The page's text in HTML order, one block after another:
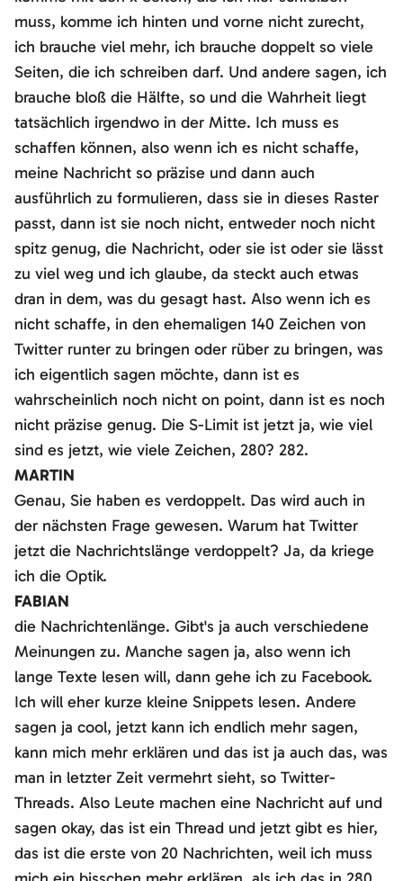
muss, komme ich hinten und vorne nicht zurecht,
ich brauche viel mehr, ich brauche doppelt so viele
Seiten, die ich schreiben darf. Und andere sagen, ich
brauche bloß die Hälfte, so und die Wahrheit liegt
tatsächlich irgendwo in der Mitte. Ich muss es
schaffen können, also wenn ich es nicht schaffe,
meine Nachricht so präzise und dann auch
ausführlich zu formulieren, dass sie in dieses Raster
passt, dann ist sie noch nicht, entweder noch nicht
spitz genug, die Nachricht, oder sie ist oder sie lässt
zu viel weg und ich glaube, da steckt auch etwas
dran in dem, was du gesagt hast. Also wenn ich es
nicht schaffe, in den ehemaligen 140 Zeichen von
Twitter runter zu bringen oder rüber zu bringen, was
ich eigentlich sagen möchte, dann ist es
wahrscheinlich noch nicht on point, dann ist es noch
nicht präzise genug. Die S-Limit ist jetzt ja, wie viel
sind es jetzt, wie viele Zeichen, 280? 282.
MARTIN
Genau, Sie haben es verdoppelt. Das wird auch in
der nächsten Frage gewesen. Warum hat Twitter
jetzt die Nachrichtslänge verdoppelt? Ja, da kriege
ich die Optik.
FABIAN
die Nachrichtenlänge. Gibt's ja auch verschiedene
Meinungen zu. Manche sagen ja, also wenn ich
lange Texte lesen will, dann gehe ich zu Facebook.
Ich will eher kurze kleine Snippets lesen. Andere
sagen ja cool, jetzt kann ich endlich mehr sagen,
kann mich mehr erklären und das ist ja auch das, was
man in letzter Zeit vermehrt sieht, so Twitter-
Threads. Also Leute machen eine Nachricht auf und
sagen okay, das ist ein Thread und jetzt gibt es hier,
das ist die erste von 20 Nachrichten, weil ich muss